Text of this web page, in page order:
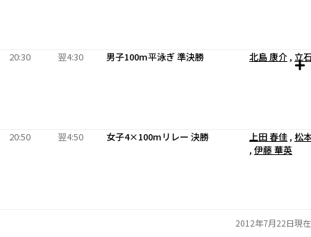
20:30 翌4:30 男子100m平泳ぎ 準決勝 北島 康介 , 立
20:50 翌4:50 女子4×100mリレー 決勝 上田 春佳 , 松
, 伊藤 華英
2012年7月22日現在